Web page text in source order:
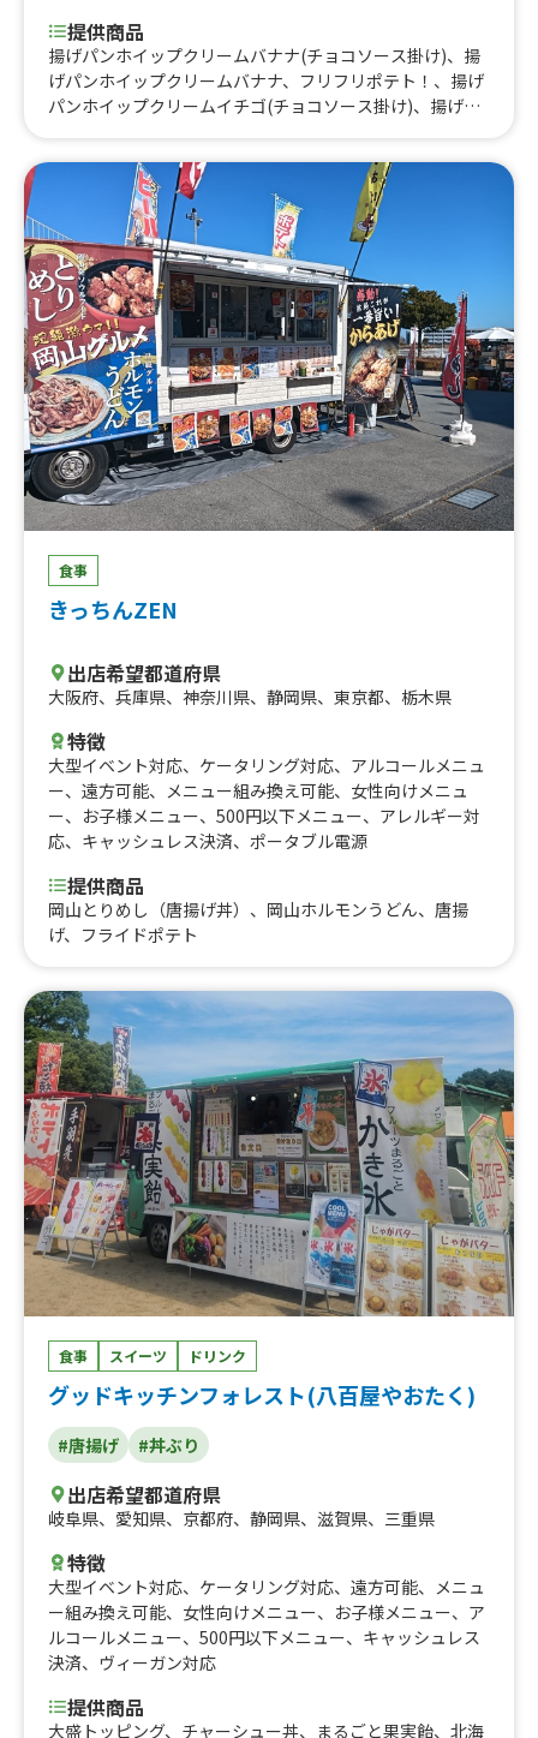
提供商品
揚げパンホイップクリームバナナ(チョコソース掛け)、揚
げパンホイップクリームバナナ、フリフリポテト！、揚げ
パンホイップクリームイチゴ(チョコソース掛け)、揚げパ
チゴ、ブルーハワイ)S 300ml、ソーダ(メロン、イチゴ、
ブルーハワイ、カルピス)L 540ml、ソーダ(メロン、イチ
ゴ、ブルーハワイ、カルピス)S 300ml、フランクフルト、
ジャリジャリかき氷！🍧、揚げパン ホイップクリームチ
ョコソース掛け、レモンスカッシュL (16オンスカッ
プ)、レモンスカッシュS (9オンス)、レモネードL (16オ
ンスカップ)、レモネードS (9オンスカップ)、揚げパン
ホイップクリーム入り！、肉巻きおにぎり棒、唐揚げ(5
個)、揚げパン 20cm！、ジャンボ揚げ餃子12cm、カレ
ーパン、ポップコーン
食事
きっちんZEN
出店希望都道府県
大阪府、 兵庫県、 神奈川県、 静岡県、 東京都、 栃木県
特徴
大型イベント対応、 ケータリング対応、 アルコールメニュ
ー、 遠方可能、 メニュー組み換え可能、 女性向けメニュ
ー、 お子様メニュー、 500円以下メニュー、 アレルギー対
応、 キャッシュレス決済、 ポータブル電源
提供商品
岡山とりめし（唐揚げ丼）、岡山ホルモンうどん、唐揚
げ、フライドポテト
食事 スイーツ ドリンク
グッドキッチンフォレスト(八百屋やおたく)
#唐揚げ #丼ぶり
出店希望都道府県
岐阜県、 愛知県、 京都府、 静岡県、 滋賀県、 三重県
特徴
大型イベント対応、 ケータリング対応、 遠方可能、
メニュ
ー組み換え可能、 女性向けメニュー、 お子様メニュー、 ア
ルコールメニュー、 500円以下メニュー、 キャッシュレス
決済、 ヴィーガン対応
提供商品
大盛トッピング、チャーシュー丼、まるごと果実飴、北海